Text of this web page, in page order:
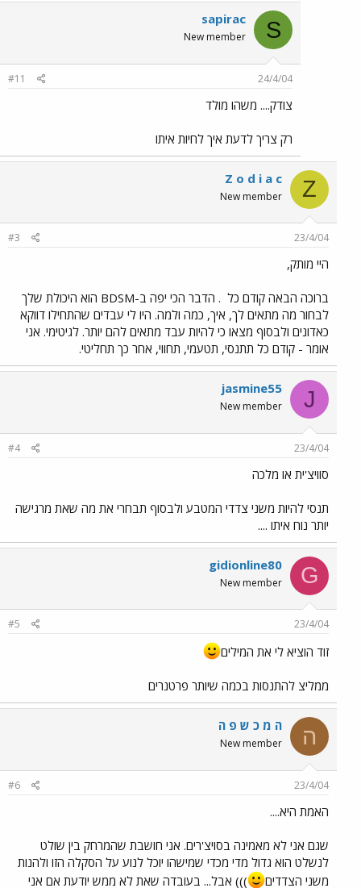
S
sapirac
New member
24/4/04
#11
צודק.... משהו מולד
רק צריך לדעת איך לחיות איתו
Z
Z o d i a c
New member
23/4/04
#3
היי מותק,
ברוכה הבאה קודם כל
. הדבר הכי יפה ב-BDSM הוא היכולת שלך
לבחור מה מתאים לך, איך, כמה ולמה. היו לי עבדים שהתחילו דווקא
כאדונים ולבסוף מצאו כי להיות עבד מתאים להם יותר. לגיטימי. אני
אומר - קודם כל תתנסי, תטעמי, תחווי, אחר כך תחליטי.
J
jasmine55
New member
23/4/04
#4
סוויצ'ית או מלכה
תנסי להיות משני צדדי המטבע ולבסוף תבחרי את מה שאת מרגישה
יותר נוח איתו ....
G
gidionline80
New member
23/4/04
#5
זוד הוציא לי את המילים
ממליצ להתנסות בכמה שיותר פרטנרים
ה ה מ כ ש פ ה
New member
23/4/04
#6
האמת היא....
שגם אני לא מאמינה בסויצ'רים. אני חושבת שהמרחק בין שולט
לנשלט הוא גדול מדי מכדי שמישהו יוכל לנוע על הסקלה הזו ולהנות
משני הצדדים
))) אבל... בעובדה שאת לא ממש יודעת אם אני